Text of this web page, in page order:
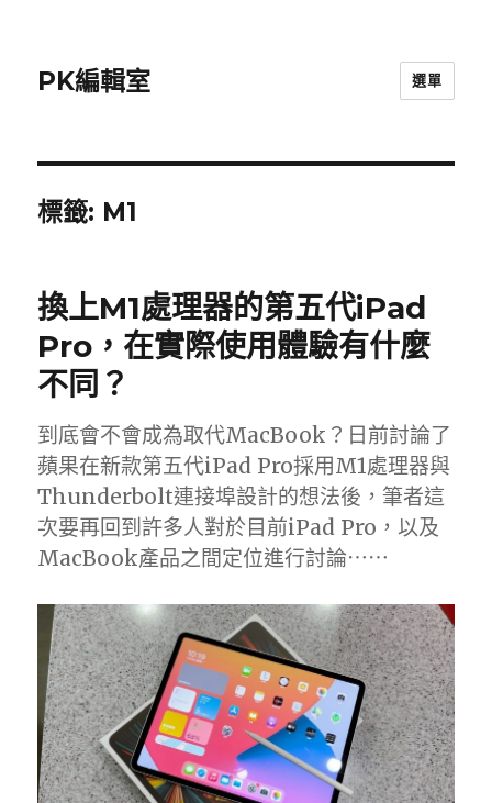
PK編輯室 選單
標籤: M1
換上M1處理器的第五代iPad
Pro，在實際使用體驗有什麼
不同？
到底會不會成為取代MacBook？日前討論了
蘋果在新款第五代iPad Pro採用M1處理器與
Thunderbolt連接埠設計的想法後，筆者這
次要再回到許多人對於目前iPad Pro，以及
MacBook產品之間定位進行討論⋯⋯